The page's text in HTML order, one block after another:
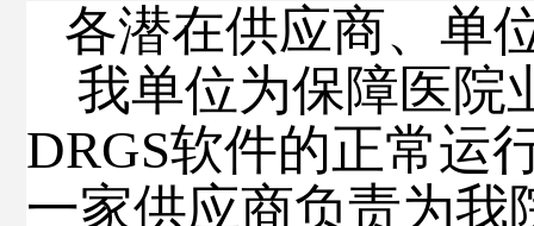
各潜在供应商、单
我单位为保障医院
DRGS软件的正常运
一家供应商负责为我